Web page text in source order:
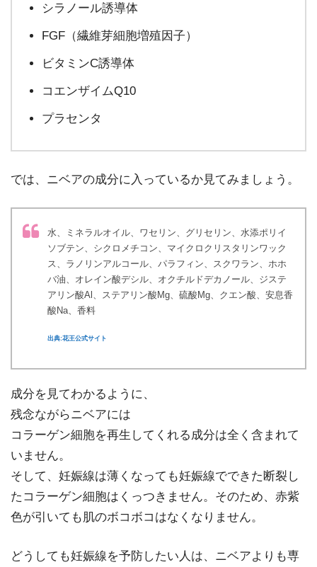
シラノール誘導体
FGF（繊維芽細胞増殖因子）
ビタミンC誘導体
コエンザイムQ10
プラセンタ
では、ニベアの成分に入っているか見てみましょう。
水、ミネラルオイル、ワセリン、グリセリン、水添ポリイ
ソブテン、シクロメチコン、マイクロクリスタリンワック
ス、ラノリンアルコール、パラフィン、スクワラン、ホホ
バ油、オレイン酸デシル、オクチルドデカノール、ジステ
アリン酸Al、ステアリン酸Mg、硫酸Mg、クエン酸、安息香
酸Na、香料
出典:花王公式サイト
成分を見てわかるように、
残念ながらニベアには
コラーゲン細胞を再生してくれる成分は全く含まれて
いません。
そして、妊娠線は薄くなっても妊娠線でできた断裂し
たコラーゲン細胞はくっつきません。そのため、赤紫
色が引いても肌のボコボコはなくなりません。
どうしても妊娠線を予防したい人は、ニベアよりも専